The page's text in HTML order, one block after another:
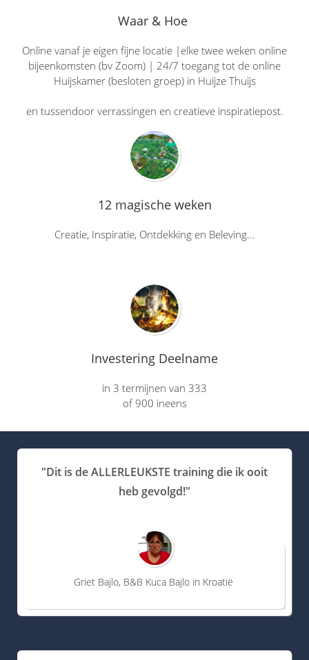
Waar & Hoe
Online vanaf je eigen fijne locatie |elke twee weken online
bijeenkomsten (bv Zoom) | 24/7 toegang tot de online
Huijskamer (besloten groep) in Huijze Thuijs
en tussendoor verrassingen en creatieve inspiratiepost.
12 magische weken
Creatie, Inspiratie, Ontdekking en Beleving...
Investering Deelname
in 3 termijnen van 333
of 900 ineens
"Dit is de ALLERLEUKSTE training die ik ooit
heb gevolgd!"
Griet Bajlo, B&B Kuca Bajlo in Kroatië